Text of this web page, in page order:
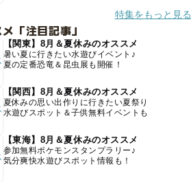
特集をもっと見る
「注目記事」
【関東】8月＆夏休みのオススメ
暑い夏に行きたい水遊びイベント♪
夏の定番恐竜＆昆虫展も開催！
【関西】8月＆夏休みのオススメ
夏休みの思い出作りに行きたい夏祭り
水遊びスポット＆子供無料イベントも
【東海】8月＆夏休みのオススメ
参加無料ポケモンスタンプラリー♪
気分爽快水遊びスポット情報も！